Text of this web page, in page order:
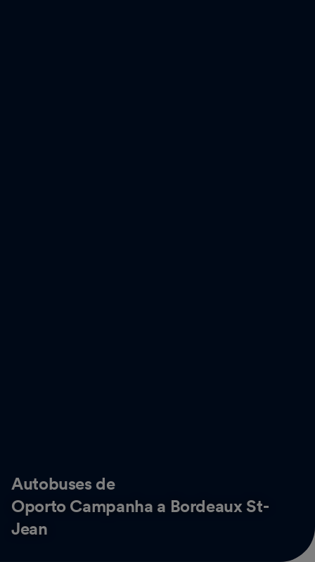
Autobuses de
Oporto Campanha a Bordeaux St-
Jean